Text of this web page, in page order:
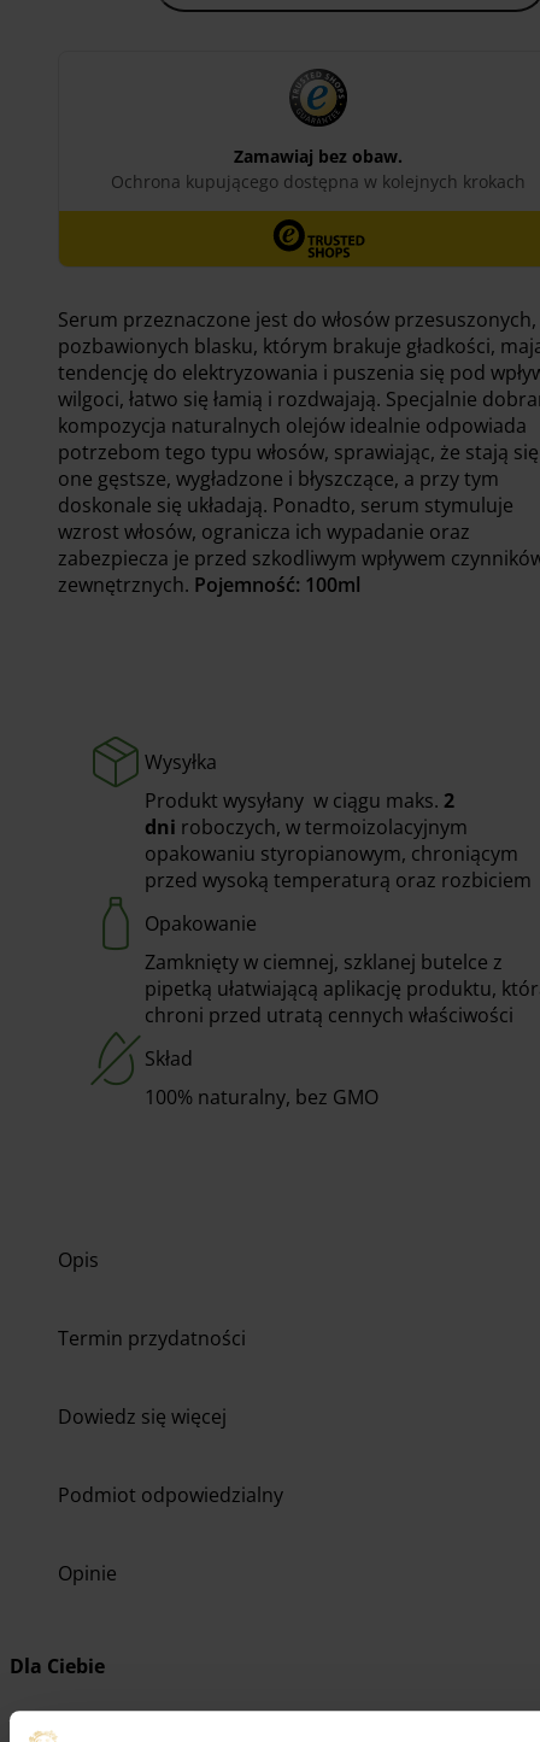
Serum przeznaczone jest do włosów przesuszonych,
pozbawionych blasku, którym brakuje gładkości,
tendencję do elektryzowania i puszenia się pod
wilgoci, łatwo się łamią i rozdwajają. Specjalnie
kompozycja naturalnych olejów idealnie odpowiada
potrzebom tego typu włosów, sprawiając, że stają się
one gęstsze, wygładzone i błyszczące, a przy tym
doskonale się układają. Ponadto, serum stymuluje
wzrost włosów, ogranicza ich wypadanie oraz
zabezpiecza je przed szkodliwym wpływem
zewnętrznych. Pojemność: 100ml
Wysyłka
Produkt wysyłany w ciągu maks. 2
dni roboczych, w termoizolacyjnym
opakowaniu styropianowym, chroniącym
przed wysoką temperaturą oraz rozbiciem
Opakowanie
Zamknięty w ciemnej, szklanej butelce z
pipetką ułatwiającą aplikację produktu,
chroni przed utratą cennych właściwości
Skład
100% naturalny, bez GMO
Opis
Termin przydatności
Dowiedz się więcej
Podmiot odpowiedzialny
Opinie
Dla Ciebie